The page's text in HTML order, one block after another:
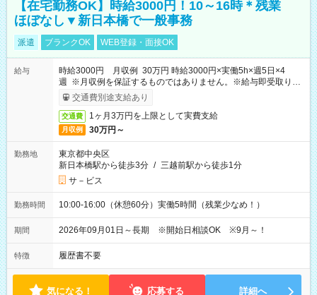
【在宅勤務OK】時給3000円！10～16時＊残業
ほぼなし▼新日本橋で一般事務
派遣 ブランクOK WEB登録・面接OK
給与
時給3000円 月収例 30万円 時給3000円×実働5h×週5日×4
週 ※月収例を保証するものではありません。※給与即受取りサ
ービス利用可（利用条件有）
交通費別途支給あり
交通費 1ヶ月3万円を上限として実費支給
月収例 30万円～
勤務地
東京都中央区
新日本橋駅から徒歩3分 / 三越前駅から徒歩1分
サ－ビス
勤務時間 10:00-16:00（休憩60分）実働5時間（残業少なめ！）
期間 2026年09月01日～長期 ※開始日相談OK ※9月～！
特徴 履歴書不要
気になる！ 応募する 詳細へ